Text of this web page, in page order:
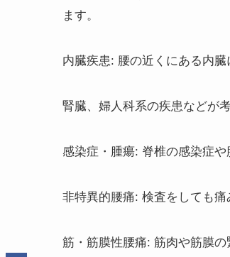
ます。
内臓疾患: 腰の近くにある内
腎臓、婦人科系の疾患などが
感染症・腫瘍: 脊椎の感染症
非特異的腰痛: 検査をしても痛
筋・筋膜性腰痛: 筋肉や筋膜の